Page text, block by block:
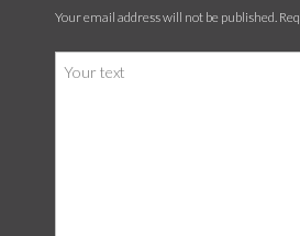
Your email address will not be published.